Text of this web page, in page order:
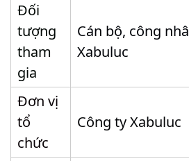
Đối
tượng
tham
gia
Cán bộ, công
Xabuluc
Đơn vị
tổ
chức
Công ty Xabuluc